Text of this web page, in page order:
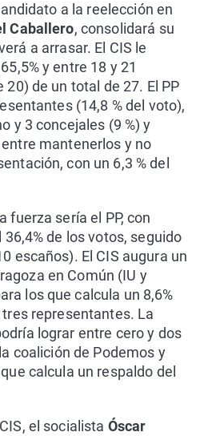
a la reelección en
Caballero, consolidará su
a arrasar. El CIS le
y entre 18 y 21
de un total de 27. El PP
(14,8 % del voto),
y 3 concejales (9 %) y
mantenerlos y no
con un 6,3 % del
fuerza sería el PP, con
de los votos, seguido
escaños). El CIS augura un
en Común (IU y
los que calcula un 8,6%
representantes. La
lograr entre cero y dos
coalición de Podemos y
calcula un respaldo del
el socialista Óscar